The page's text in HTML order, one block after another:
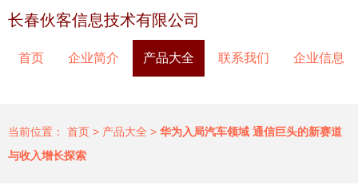
长春伙客信息技术有限公司
首页 企业简介 产品大全 联系我们 企业信息
当前位置： 首页 > 产品大全 > 华为入局汽车领域 通信巨头的新赛道
与收入增长探索